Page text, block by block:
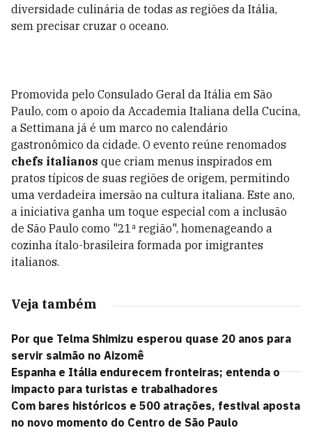
diversidade culinária de todas as regiões da Itália,
sem precisar cruzar o oceano.
Promovida pelo Consulado Geral da Itália em São
Paulo, com o apoio da Accademia Italiana della Cucina,
a Settimana já é um marco no calendário
gastronômico da cidade. O evento reúne renomados
chefs italianos que criam menus inspirados em
pratos típicos de suas regiões de origem, permitindo
uma verdadeira imersão na cultura italiana. Este ano,
a iniciativa ganha um toque especial com a inclusão
de São Paulo como "21ª região", homenageando a
cozinha ítalo-brasileira formada por imigrantes
italianos.
Veja também
Por que Telma Shimizu esperou quase 20 anos para
servir salmão no Aizomê
Espanha e Itália endurecem fronteiras; entenda o
impacto para turistas e trabalhadores
Com bares históricos e 500 atrações, festival aposta
no novo momento do Centro de São Paulo